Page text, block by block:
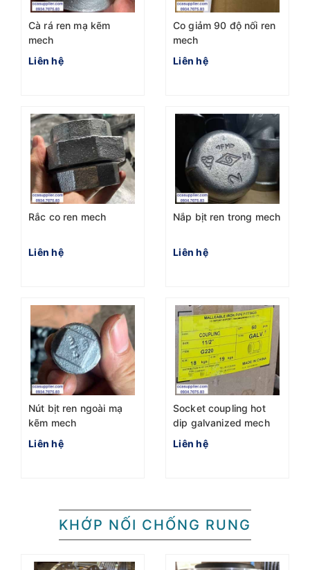
Cà rá ren mạ kẽm
mech
Liên hệ
Co giảm 90 độ nối ren
mech
Liên hệ
Rắc co ren mech
Liên hệ
Nắp bịt ren trong mech
Liên hệ
Nút bịt ren ngoài mạ
kẽm mech
Liên hệ
Socket coupling hot
dip galvanized mech
Liên hệ
KHỚP NỐI CHỐNG RUNG